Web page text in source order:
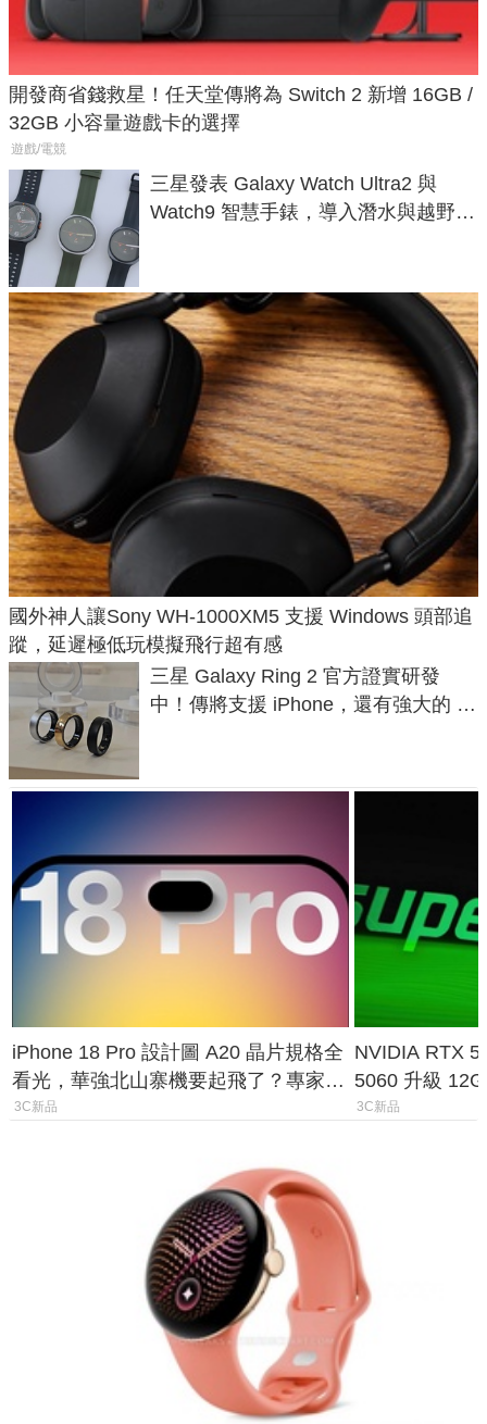
開發商省錢救星！任天堂傳將為 Switch 2 新增 16GB /
32GB 小容量遊戲卡的選擇
遊戲/電競
三星發表 Galaxy Watch Ultra2 與
Watch9 智慧手錶，導入潛水與越野跑
國外神人讓Sony WH-1000XM5 支援 Windows 頭部追
蹤，延遲極低玩模擬飛行超有感
三星 Galaxy Ring 2 官方證實研發
中！傳將支援 iPhone，還有強大的 AI
iPhone 18 Pro 設計圖 A20 晶片規格全
看光，華強北山寨機要起飛了？專家曝
山寨機無法復刻兩大關鍵
3C新品
NVIDIA RTX
5060 升級
次規格終於不
3C新品